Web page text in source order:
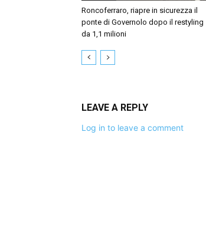
Roncoferraro, riapre in sicurezza il
ponte di Governolo dopo il restyling
da 1,1 milioni
LEAVE A REPLY
Log in to leave a comment